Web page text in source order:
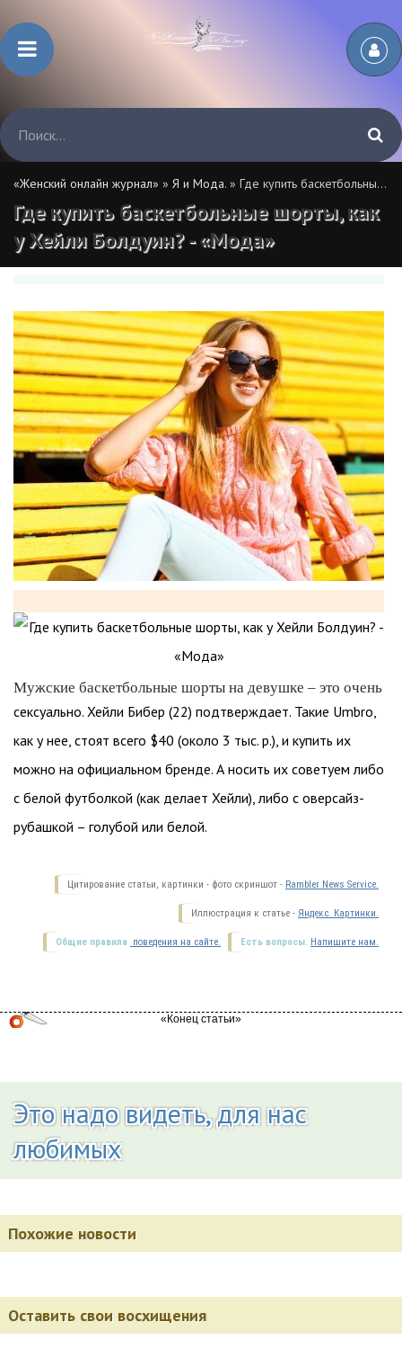
«Женский онлайн журнал» » Я и Мода. » Где купить баскетбольные шорты, как у Хейли Болдуин? - «Мода»
Где купить баскетбольные шорты, как
у Хейли Болдуин? - «Мода»
Мужские баскетбольные шорты на девушке – это очень
сексуально. Хейли Бибер (22) подтверждает. Такие Umbro,
как у нее, стоят всего $40 (около 3 тыс. р.), и купить их
можно на официальном бренде. А носить их советуем либо
с белой футболкой (как делает Хейли), либо с оверсайз-
рубашкой – голубой или белой.
Цитирование статьи, картинки - фото скриншот - Rambler News Service.
Иллюстрация к статье - Яндекс. Картинки.
Есть вопросы. Напишите нам.
Общие правила поведения на сайте.
Это надо видеть, для нас
любимых
Похожие новости
Оставить свои восхищения